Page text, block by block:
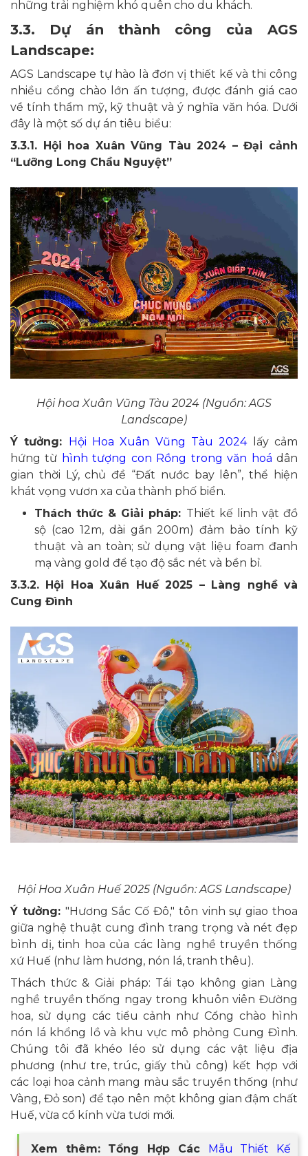
những trải nghiệm khó quên cho du khách.
3.3. Dự án thành công của AGS
Landscape:
AGS Landscape tự hào là đơn vị thiết kế và thi công
nhiều cổng chào lớn ấn tượng, được đánh giá cao
về tính thẩm mỹ, kỹ thuật và ý nghĩa văn hóa. Dưới
đây là một số dự án tiêu biểu:
3.3.1. Hội hoa Xuân Vũng Tàu 2024 – Đại cảnh
“Lưỡng Long Chầu Nguyệt”
​​​​​​​Hội hoa Xuân Vũng Tàu 2024 (Nguồn: AGS
Landscape)
Ý tưởng: Hội Hoa Xuân Vũng Tàu 2024lấy cảm
hứng từ hình tượng con Rồng trong văn hoá dân
gian thời Lý, chủ đề “Đất nước bay lên”, thể hiện
khát vọng vươn xa của thành phố biển.
Thách thức & Giải pháp: Thiết kế linh vật đồ
sộ (cao 12m, dài gần 200m) đảm bảo tính kỹ
thuật và an toàn; sử dụng vật liệu foam đanh
mạ vàng gold để tạo độ sắc nét và bền bỉ.
3.3.2. Hội Hoa Xuân Huế 2025 – Làng nghề và
Cung Đình
Hội Hoa Xuân Huế 2025 (Nguồn: AGS Landscape)
Ý tưởng: "Hương Sắc Cố Đô," tôn vinh sự giao thoa
giữa nghệ thuật cung đình trang trọng và nét đẹp
bình dị, tinh hoa của các làng nghề truyền thống
xứ Huế (như làm hương, nón lá, tranh thêu).
Thách thức & Giải pháp: Tái tạo không gian Làng
nghề truyền thống ngay trong khuôn viên Đường
hoa, sử dụng các tiểu cảnh như Cổng chào hình
nón lá khổng lồ và khu vực mô phỏng Cung Đình.
Chúng tôi đã khéo léo sử dụng các vật liệu địa
phương (như tre, trúc, giấy thủ công) kết hợp với
các loại hoa cảnh mang màu sắc truyền thống (như
Vàng, Đỏ son) để tạo nên một không gian đậm chất
Huế, vừa cổ kính vừa tươi mới.
Xem thêm: Tổng Hợp Các Mẫu Thiết Kế